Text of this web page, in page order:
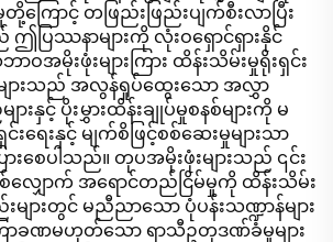
တို့ကြောင့် တဖြည်းဖြည်းပျက်စီးလာပြီး
ဤပြဿနာများကို လုံးဝရှောင်ရှားနိုင်
အမိုးဖုံးများကြား ထိန်းသိမ်းမှုရိုးရှင်း
ျားသည် အလွန်ရှုပ်ထွေးသော အလွှာ
ားနှင့် ပိုးမွှားထိန်းချုပ်မှုစနစ်များကို မ
ေးနှင့် မျက်စိဖြင့်စစ်ဆေးမှုများသာ
းစေပါသည်။ တုပအမိုးဖုံးများသည် ၎င်း
ောက် အရောင်တည်ငြိမ်မှုကို ထိန်းသိမ်း
များတွင် မညီညာသော ပုံပန်းသဏ္ဍာန်များ
ခဏမဟုတ်သော ရာသီဥတုဒဏ်ခံမှုများ